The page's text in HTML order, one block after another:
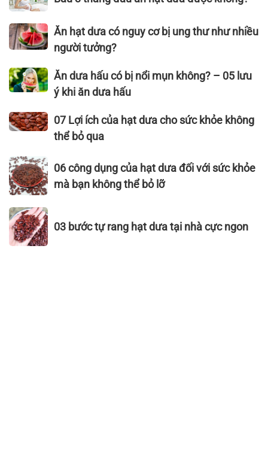
lượng
thể
bỏ
dụng
quả
dưa
ngon
đạt
chuẩn
xuất
–
Hạt
Thái
Sơn
3
đầu
ăn
dưa
được
Ăn
hạt
có
nguy
bị
ung
như
nhiều
người
Ăn hạt dưa có nguy cơ bị ung thư như nhiều
người tưởng?
Ăn
dưa
có
bị
mụn
không?
–
lưu
ý
khi
Ăn dưa hấu có bị nổi mụn không? – 05 lưu
ý khi ăn dưa hấu
07
Lợi
của
hạt
dưa
cho
sức
khỏe
không
07 Lợi ích của hạt dưa cho sức khỏe không
thể bỏ qua
06
công
dụng
của
hạt
dưa
đối
06 công dụng của hạt dưa đối với sức khỏe
mà bạn không thể bỏ lỡ
03
bước
tự
03 bước tự rang hạt dưa tại nhà cực ngon